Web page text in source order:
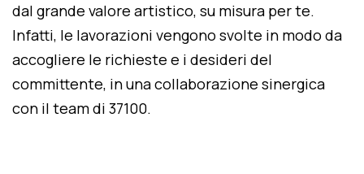
dal grande valore artistico, su misura per te.
Infatti, le lavorazioni vengono svolte in modo da
accogliere le richieste e i desideri del
committente, in una collaborazione sinergica
con il team di 37100.